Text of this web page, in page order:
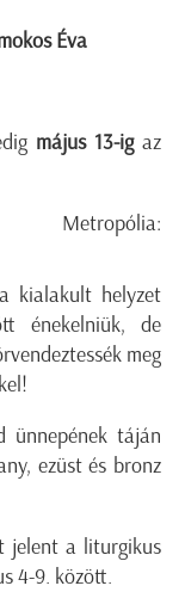
Éva
május 13-igaz
kialakult helyzet
énekelniük, de
meg
ünnepének táján
ezüst és bronz
jelent a liturgikus
4-9. között.